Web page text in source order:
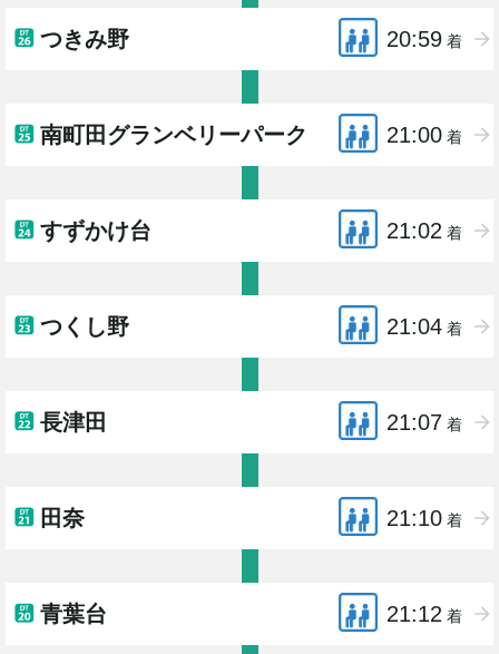
つきみ野 20:59 着
南町田グランベリーパーク 21:00 着
すずかけ台 21:02 着
つくし野 21:04 着
長津田 21:07 着
田奈 21:10 着
青葉台 21:12 着